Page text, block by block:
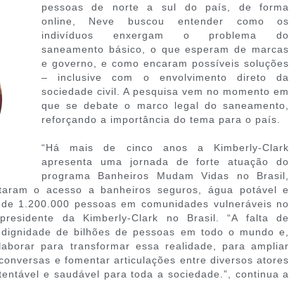
pessoas de norte a sul do país, de forma
online, Neve buscou entender como os
indivíduos enxergam o problema do
saneamento básico, o que esperam de marcas
e governo, e como encaram possíveis soluções
– inclusive com o envolvimento direto da
sociedade civil. A pesquisa vem no momento em
que se debate o marco legal do saneamento,
reforçando a importância do tema para o país.
“Há mais de cinco anos a Kimberly-Clark
apresenta uma jornada de forte atuação do
programa Banheiros Mudam Vidas no Brasil,
o acesso a banheiros seguros, água potável e
1.200.000 pessoas em comunidades vulneráveis no
da Kimberly-Clark no Brasil. “A falta de
de bilhões de pessoas em todo o mundo e,
para transformar essa realidade, para ampliar
e fomentar articulações entre diversos atores
e saudável para toda a sociedade.”, continua a